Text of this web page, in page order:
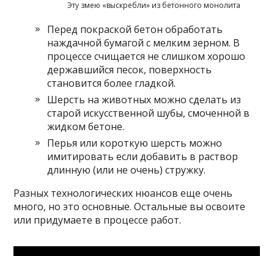
Эту змею «выскребли» из бетонного монолита
Перед покраской бетон обработать
наждачной бумагой с мелким зерном. В
процессе счищается не слишком хорошо
державшийся песок, поверхность
становится более гладкой.
Шерсть на животных можно сделать из
старой искусственной шубы, смоченной в
жидком бетоне.
Перья или короткую шерсть можно
имитировать если добавить в раствор
длинную (или не очень) стружку.
Разных технологических нюансов еще очень
много, но это основные. Остальные вы освоите
или придумаете в процессе работ.